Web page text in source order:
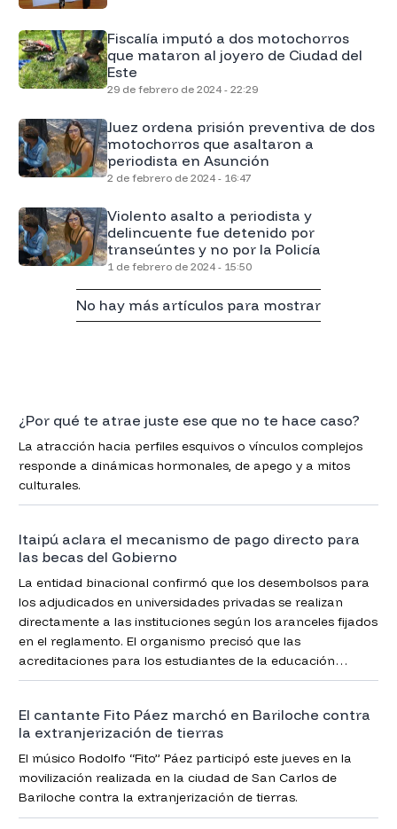
Fiscalía imputó a dos motochorros
que mataron al joyero de Ciudad del
Este
29 de febrero de 2024 - 22:29
Juez ordena prisión preventiva de dos
motochorros que asaltaron a
periodista en Asunción
2 de febrero de 2024 - 16:47
Violento asalto a periodista y
delincuente fue detenido por
transeúntes y no por la Policía
1 de febrero de 2024 - 15:50
No hay más artículos para mostrar
¿Por qué te atrae juste ese que no te hace caso?
La atracción hacia perfiles esquivos o vínculos complejos
responde a dinámicas hormonales, de apego y a mitos
culturales.
Itaipú aclara el mecanismo de pago directo para
las becas del Gobierno
La entidad binacional confirmó que los desembolsos para
los adjudicados en universidades privadas se realizan
directamente a las instituciones según los aranceles fijados
en el reglamento. El organismo precisó que las
acreditaciones para los estudiantes de la educación
pública concluyeron entre mayo y junio.
El cantante Fito Páez marchó en Bariloche contra
la extranjerización de tierras
El músico Rodolfo “Fito” Páez participó este jueves en la
movilización realizada en la ciudad de San Carlos de
Bariloche contra la extranjerización de tierras.